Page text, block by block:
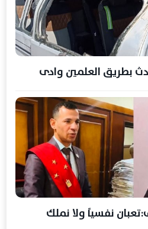
حادث بطريق العلمين وادى
نفسياً ولا نملك